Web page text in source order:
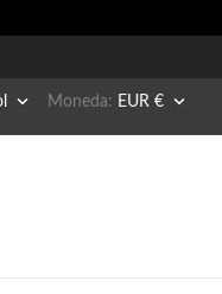
 Moneda: EUR € 